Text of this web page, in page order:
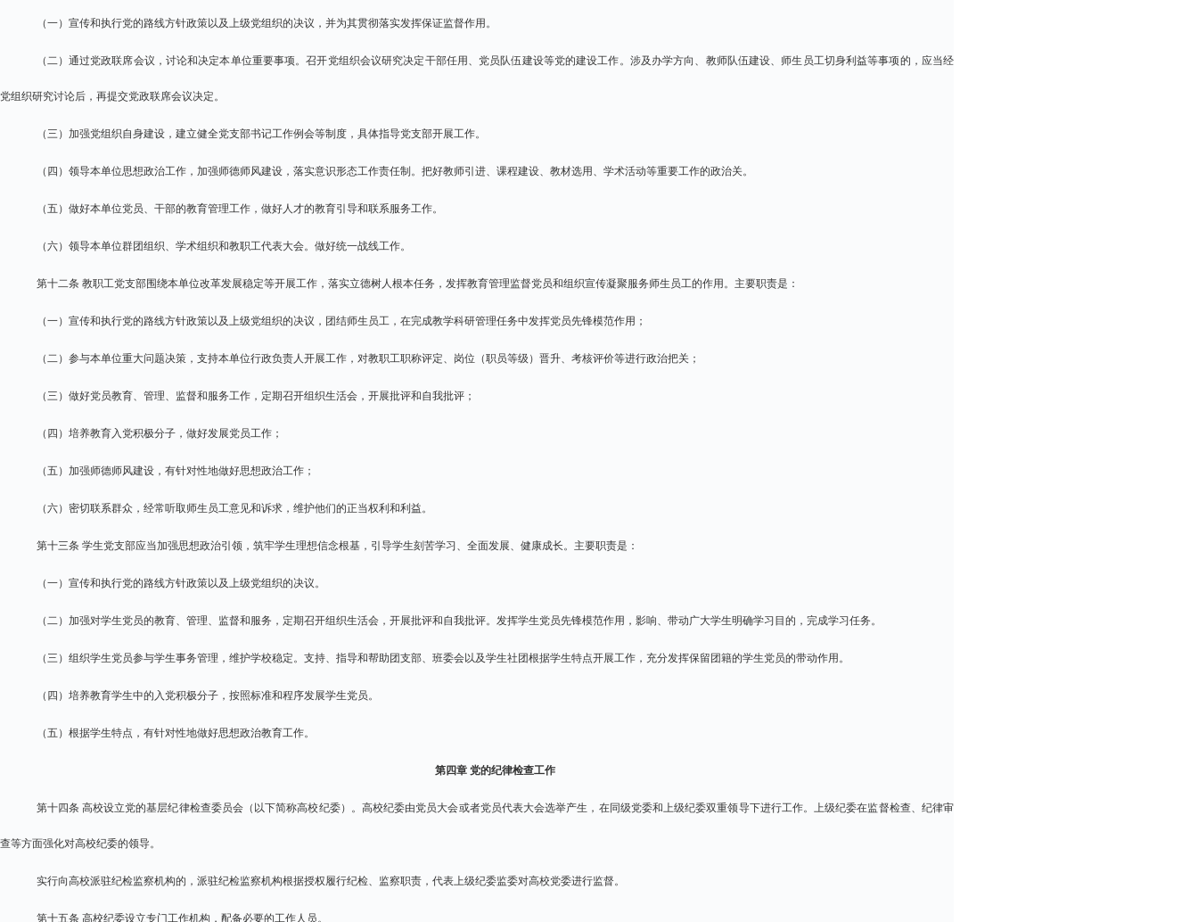
（一）宣传和执行党的路线方针政策以及上级党组织的决议，并为其贯彻落实发挥保证监督作用。
（二）通过党政联席会议，讨论和决定本单位重要事项。召开党组织会议研究决定干部任用、党员队伍建设等党的建设工作。涉及办学方向、教师队伍建设、师生员工切身利益等事项的，应当经
党组织研究讨论后，再提交党政联席会议决定。
（三）加强党组织自身建设，建立健全党支部书记工作例会等制度，具体指导党支部开展工作。
（四）领导本单位思想政治工作，加强师德师风建设，落实意识形态工作责任制。把好教师引进、课程建设、教材选用、学术活动等重要工作的政治关。
（五）做好本单位党员、干部的教育管理工作，做好人才的教育引导和联系服务工作。
（六）领导本单位群团组织、学术组织和教职工代表大会。做好统一战线工作。
第十二条 教职工党支部围绕本单位改革发展稳定等开展工作，落实立德树人根本任务，发挥教育管理监督党员和组织宣传凝聚服务师生员工的作用。主要职责是：
（一）宣传和执行党的路线方针政策以及上级党组织的决议，团结师生员工，在完成教学科研管理任务中发挥党员先锋模范作用；
（二）参与本单位重大问题决策，支持本单位行政负责人开展工作，对教职工职称评定、岗位（职员等级）晋升、考核评价等进行政治把关；
（三）做好党员教育、管理、监督和服务工作，定期召开组织生活会，开展批评和自我批评；
（四）培养教育入党积极分子，做好发展党员工作；
（五）加强师德师风建设，有针对性地做好思想政治工作；
（六）密切联系群众，经常听取师生员工意见和诉求，维护他们的正当权利和利益。
第十三条 学生党支部应当加强思想政治引领，筑牢学生理想信念根基，引导学生刻苦学习、全面发展、健康成长。主要职责是：
（一）宣传和执行党的路线方针政策以及上级党组织的决议。
（二）加强对学生党员的教育、管理、监督和服务，定期召开组织生活会，开展批评和自我批评。发挥学生党员先锋模范作用，影响、带动广大学生明确学习目的，完成学习任务。
（三）组织学生党员参与学生事务管理，维护学校稳定。支持、指导和帮助团支部、班委会以及学生社团根据学生特点开展工作，充分发挥保留团籍的学生党员的带动作用。
（四）培养教育学生中的入党积极分子，按照标准和程序发展学生党员。
（五）根据学生特点，有针对性地做好思想政治教育工作。
第四章 党的纪律检查工作
第十四条 高校设立党的基层纪律检查委员会（以下简称高校纪委）。高校纪委由党员大会或者党员代表大会选举产生，在同级党委和上级纪委双重领导下进行工作。上级纪委在监督检查、纪律审
查等方面强化对高校纪委的领导。
实行向高校派驻纪检监察机构的，派驻纪检监察机构根据授权履行纪检、监察职责，代表上级纪委监委对高校党委进行监督。
第十五条 高校纪委设立专门工作机构，配备必要的工作人员。